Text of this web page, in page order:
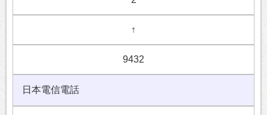
↑
9432
日本電信電話